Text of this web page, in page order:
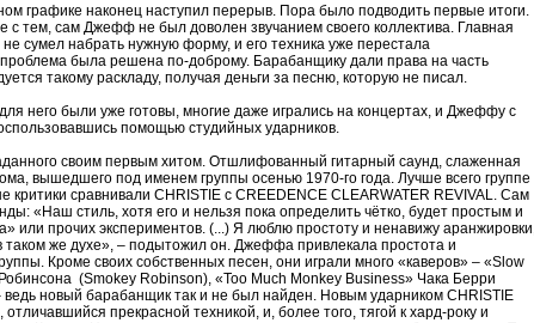
графике наконец наступил перерыв. Пора было подводить первые итоги.
с тем, сам Джефф не был доволен звучанием своего коллектива. Главная
сумел набрать нужную форму, и его техника уже перестала
была решена по-доброму. Барабанщику дали права на часть
такому раскладу, получая деньги за песню, которую не писал.
него были уже готовы, многие даже игрались на концертах, и Джеффу с
помощью студийных ударников.
своим первым хитом. Отшлифованный гитарный саунд, слаженная
вышедшего под именем группы осенью 1970-го года. Лучше всего группе
критики сравнивали CHRISTIE c CREEDENCE CLEARWATER REVIVAL. Сам
«Наш стиль, хотя его и нельзя пока определить чётко, будет простым и
или прочих экспериментов. (...) Я люблю простоту и ненавижу аранжировки,
же духе», – подытожил он. Джеффа привлекала простота и
Кроме своих собственных песен, они играли много «каверов» – «Slow
(Smokey Robinson), «Too Much Monkey Business» Чака Берри
новый барабанщик так и не был найден. Новым ударником CHRISTIE
прекрасной техникой, и, более того, тягой к хард-року и